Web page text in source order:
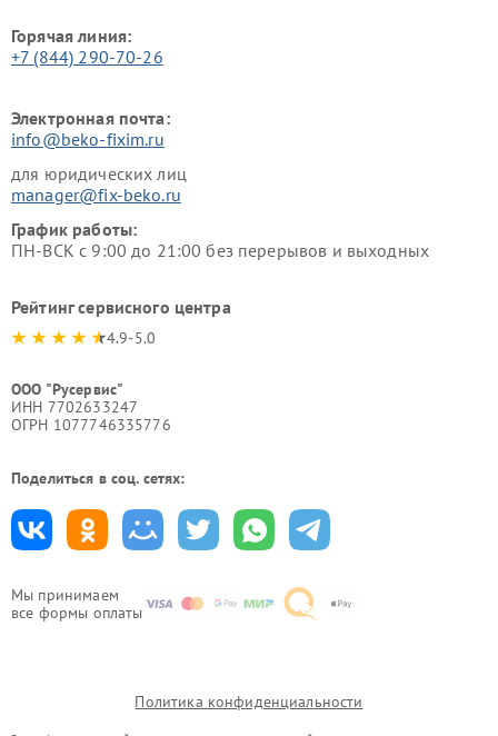
Мы принимаем
все формы оплаты
Горячая линия:
+7 (844) 290-70-26
Электронная почта:
info@beko-fixim.ru
для юридических лиц
manager@fix-beko.ru
График работы:
ПН-ВСК с 9:00 до 21:00 без перерывов и выходных
Рейтинг сервисного центра
4.9-5.0
ООО "Русервис"
ИНН 7702633247
ОГРН 1077746335776
Поделиться в соц. сетях:
Политика конфиденциальности